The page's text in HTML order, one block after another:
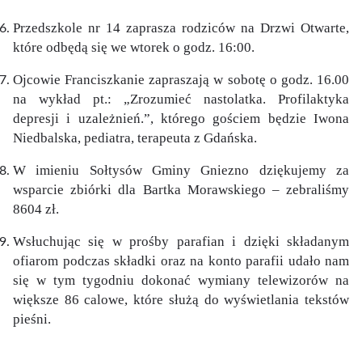
Przedszkole nr 14 zaprasza rodziców na Drzwi Otwarte,
które odbędą się we wtorek o godz. 16:00.
Ojcowie Franciszkanie zapraszają w sobotę o godz. 16.00
na wykład pt.: „Zrozumieć nastolatka. Profilaktyka
depresji i uzależnień.”, którego gościem będzie Iwona
Niedbalska, pediatra, terapeuta z Gdańska.
W imieniu Sołtysów Gminy Gniezno dziękujemy za
wsparcie zbiórki dla Bartka Morawskiego – zebraliśmy
8604 zł.
Wsłuchując się w prośby parafian i dzięki składanym
ofiarom podczas składki oraz na konto parafii udało nam
się w tym tygodniu dokonać wymiany telewizorów na
większe 86 calowe, które służą do wyświetlania tekstów
pieśni.